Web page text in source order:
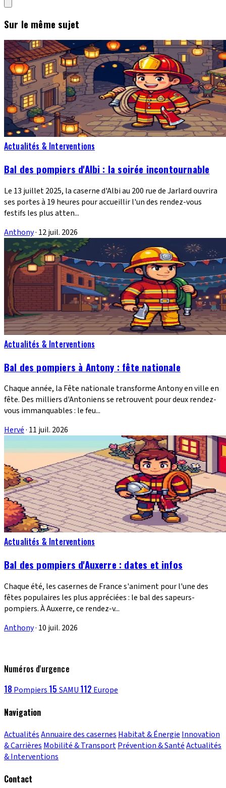
Sur le même sujet
Actualités & Interventions
Bal des pompiers d'Albi : la soirée incontournable
Le 13 juillet 2025, la caserne d'Albi au 200 rue de Jarlard ouvrira
ses portes à 19 heures pour accueillir l'un des rendez-vous
festifs les plus atten...
Anthony· 12 juil. 2026
Actualités & Interventions
Bal des pompiers à Antony : fête nationale
Chaque année, la Fête nationale transforme Antony en ville en
fête. Des milliers d'Antoniens se retrouvent pour deux rendez-
vous immanquables : le feu...
Hervé· 11 juil. 2026
Actualités & Interventions
Bal des pompiers d'Auxerre : dates et infos
Chaque été, les casernes de France s'animent pour l'une des
fêtes populaires les plus appréciées : le bal des sapeurs-
pompiers. À Auxerre, ce rendez-v...
Anthony· 10 juil. 2026
Numéros d'urgence
18 Pompiers 15 SAMU 112 Europe
Navigation
ActualitésAnnuaire des casernes Habitat & Énergie Innovation
& Carrières Mobilité & TransportPrévention & SantéActualités
& Interventions
Contact